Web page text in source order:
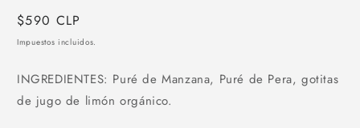
Precio
habitual
$590 CLP
Impuestos incluidos.
INGREDIENTES: Puré de Manzana, Puré de Pera, gotitas
de jugo de limón orgánico.